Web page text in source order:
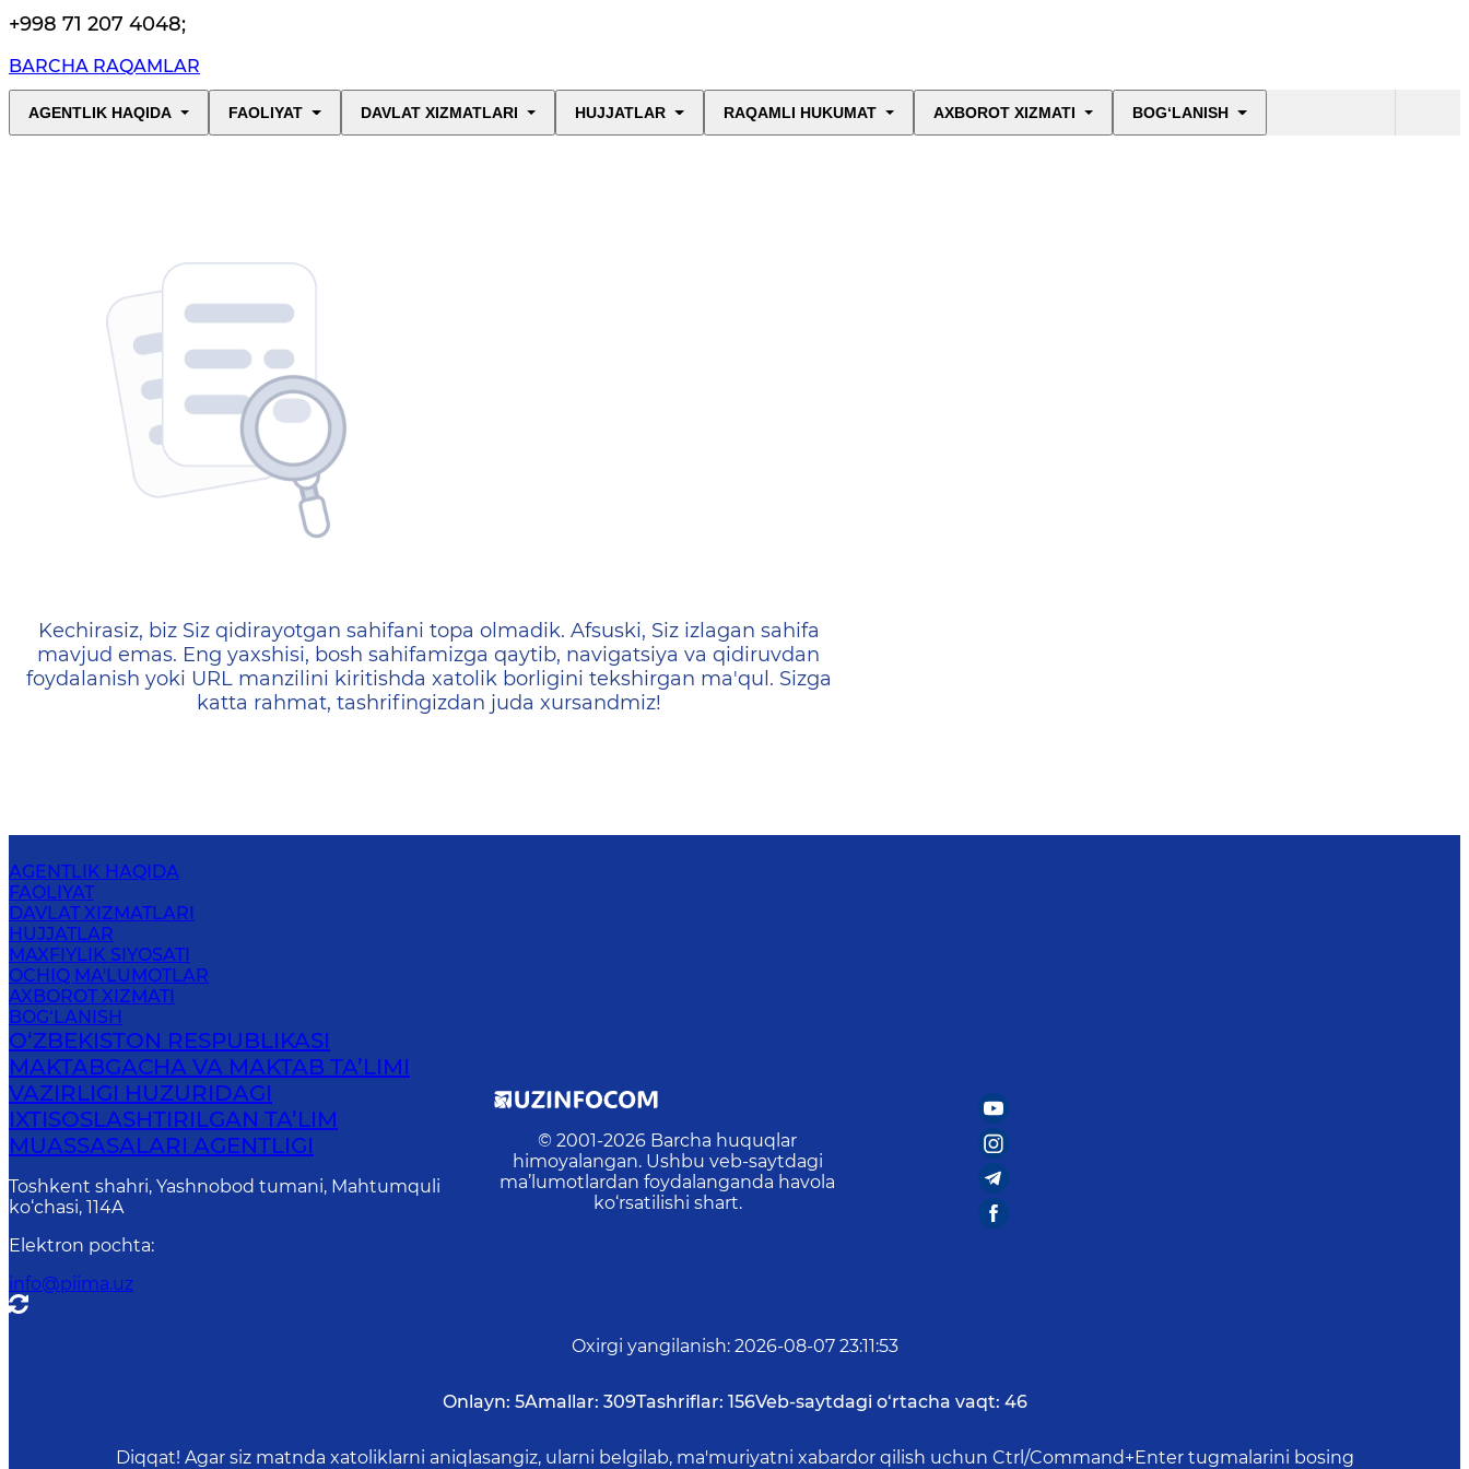
+998 71 207 4048;
BARCHA RAQAMLAR
AGENTLIK HAQIDA FAOLIYAT DAVLAT XIZMATLARI HUJJATLAR RAQAMLI HUKUMAT AXBOROT XIZMATI BOG‘LANISH
404 — Страница не найдена
Kechirasiz, biz Siz qidirayotgan sahifani topa olmadik. Afsuski, Siz izlagan sahifa
mavjud emas. Eng yaxshisi, bosh sahifamizga qaytib, navigatsiya va qidiruvdan
foydalanish yoki URL manzilini kiritishda xatolik borligini tekshirgan ma'qul. Sizga
katta rahmat, tashrifingizdan juda xursandmiz!
AGENTLIK HAQIDA
FAOLIYAT
DAVLAT XIZMATLARI
HUJJATLAR
MAXFIYLIK SIYOSATI
OCHIQ MA'LUMOTLAR
AXBOROT XIZMATI
BOG‘LANISH
O‘ZBEKISTON RESPUBLIKASI
MAKTABGACHA VA MAKTAB TA’LIMI
VAZIRLIGI HUZURIDAGI
IXTISOSLASHTIRILGAN TA’LIM
MUASSASALARI AGENTLIGI
Toshkent shahri, Yashnobod tumani, Mahtumquli
ko‘chasi, 114A
Elektron pochta:
info@piima.uz
© 2001-2026 Barcha huquqlar
himoyalangan. Ushbu veb-saytdagi
ma’lumotlardan foydalanganda havola
ko‘rsatilishi shart.
Oxirgi yangilanish: 2026-08-07 23:11:53
Onlayn: 5Amallar: 309Tashriflar: 156Veb-saytdagi o‘rtacha vaqt: 46
Diqqat! Agar siz matnda xatoliklarni aniqlasangiz, ularni belgilab, ma'muriyatni xabardor qilish uchun Ctrl/Command+Enter tugmalarini bosing